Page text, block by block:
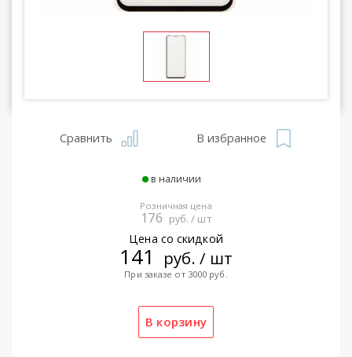
Сравнить В избранное
в наличии
Розничная цена
176 руб. / шт
Цена со скидкой
141 руб. / шт
При заказе от 3000 руб.